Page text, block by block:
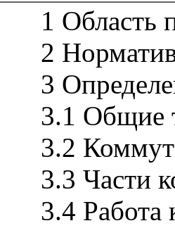
1 Область
2
3
3.1 Общие
3.2
3.3 Части
3.4 Работа